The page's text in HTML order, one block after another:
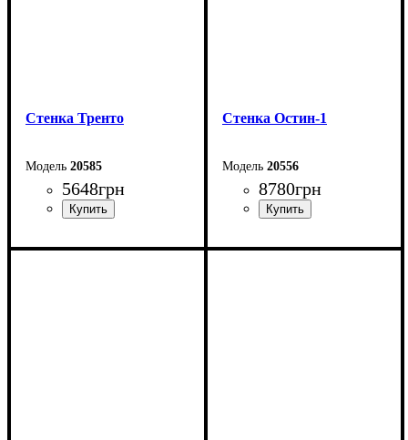
Стенка Тренто
20585
5648грн
Ширина: 203,9 см
Стенка Остин-1
20556
8780грн
Ширина: 260 см